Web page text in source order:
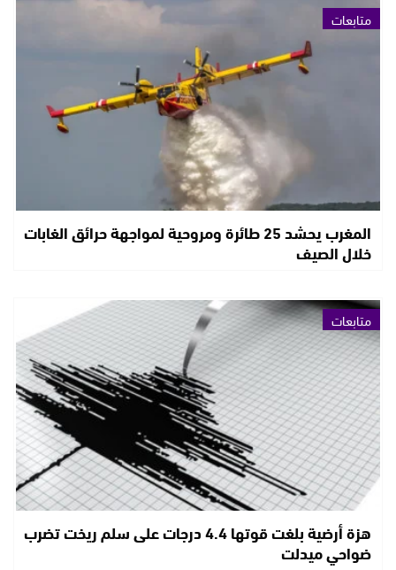
متابعات
المغرب يحشد 25 طائرة ومروحية لمواجهة حرائق الغابات
خلال الصيف
متابعات
هزة أرضية بلغت قوتها 4.4 درجات على سلم ريخت تضرب
ضواحي ميدلت